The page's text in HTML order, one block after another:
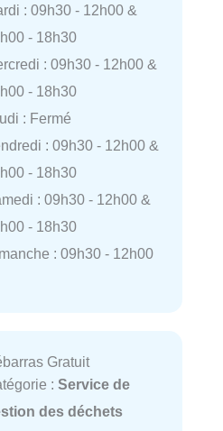
: 09h30 - 12h00 &
- 18h30
: 09h30 - 12h00 &
- 18h30
: Fermé
: 09h30 - 12h00 &
- 18h30
: 09h30 - 12h00 &
- 18h30
: 09h30 - 12h00
Gratuit
: Service de
des déchets